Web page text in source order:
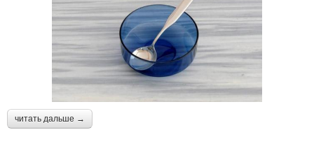
читать дальше →